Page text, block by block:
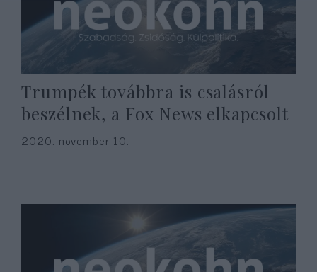
Trumpék továbbra is csalásról
beszélnek, a Fox News elkapcsolt
2020. november 10.